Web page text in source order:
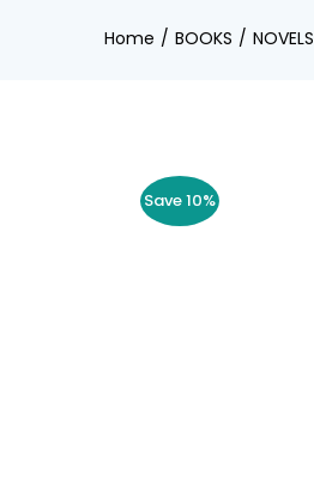
Home BOOKS NOVELS
Save 10%